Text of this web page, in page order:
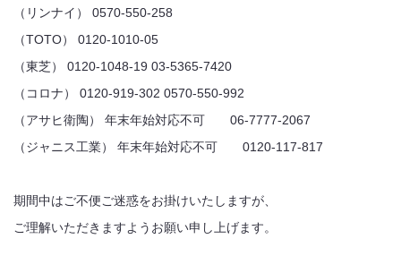
（リンナイ） 0570-550-258
（TOTO） 0120-1010-05
（東芝） 0120-1048-19 03-5365-7420
（コロナ） 0120-919-302 0570-550-992
（アサヒ衛陶） 年末年始対応不可 06-7777-2067
（ジャニス工業） 年末年始対応不可 0120-117-817
期間中はご不便ご迷惑をお掛けいたしますが、
ご理解いただきますようお願い申し上げます。